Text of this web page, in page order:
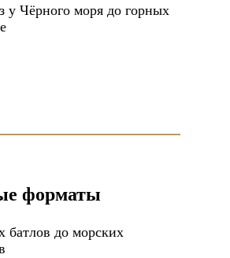
у Чёрного моря до горных
форматы
батлов до морских